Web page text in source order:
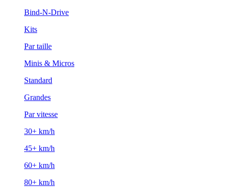
Bind-N-Drive
Kits
Par taille
Minis & Micros
Standard
Grandes
Par vitesse
30+ km/h
45+ km/h
60+ km/h
80+ km/h